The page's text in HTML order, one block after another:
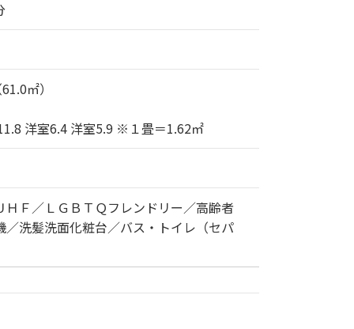
㎡）
洋室6.4 洋室5.9 ※１畳＝1.62㎡
Ｆ／ＬＧＢＴＱフレンドリー／高齢者
洗髪洗面化粧台／バス・トイレ（セパ